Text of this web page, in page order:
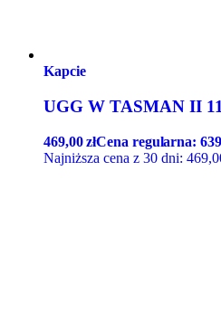
Kapcie
UGG W TASMAN II
469,00złCena regularna:
Najniższa cena z 30 dni: